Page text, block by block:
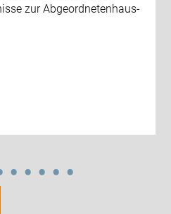
zur Abgeordnetenhaus-